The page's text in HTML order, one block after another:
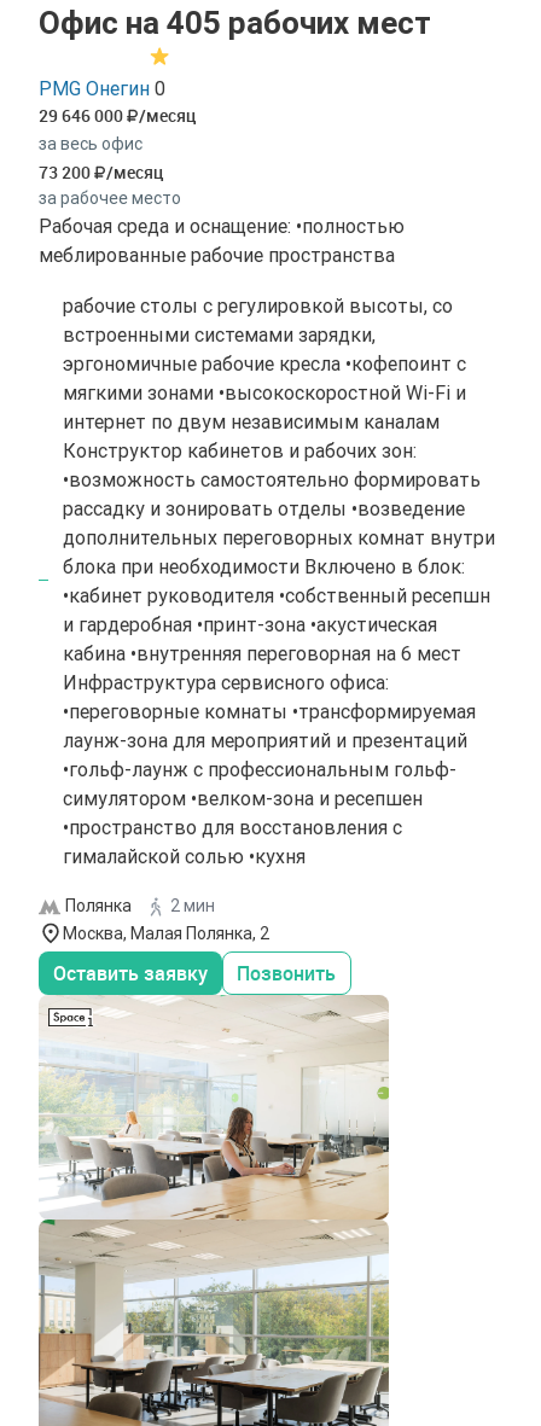
Офис на 405 рабочих мест
PMG Онегин 0
29 646 000 /месяц
за весь офис
73 200 /месяц
за рабочее место
Рабочая среда и оснащение: •полностью
меблированные рабочие пространства
рабочие столы с регулировкой высоты, со
встроенными системами зарядки,
эргономичные рабочие кресла •кофепоинт с
мягкими зонами •высокоскоростной Wi-Fi и
интернет по двум независимым каналам
Конструктор кабинетов и рабочих зон:
•возможность самостоятельно формировать
рассадку и зонировать отделы •возведение
дополнительных переговорных комнат внутри
блока при необходимости Включено в блок:
•кабинет руководителя •собственный ресепшн
и гардеробная •принт-зона •акустическая
кабина •внутренняя переговорная на 6 мест
Инфраструктура сервисного офиса:
•переговорные комнаты •трансформируемая
лаунж-зона для мероприятий и презентаций
•гольф-лаунж с профессиональным гольф-
симулятором •велком-зона и ресепшен
•пространство для восстановления с
гималайской солью •кухня
Полянка
2 мин
Москва, Малая Полянка, 2
Оставить заявку Позвонить